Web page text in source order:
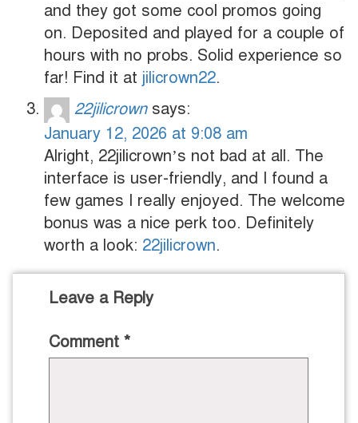
and they got some cool promos going
on. Deposited and played for a couple of
hours with no probs. Solid experience so
far! Find it at jilicrown22.
22jilicrown says:
January 12, 2026 at 9:08 am
Alright, 22jilicrown’s not bad at all. The
interface is user-friendly, and I found a
few games I really enjoyed. The welcome
bonus was a nice perk too. Definitely
worth a look: 22jilicrown.
Leave a Reply
Comment *